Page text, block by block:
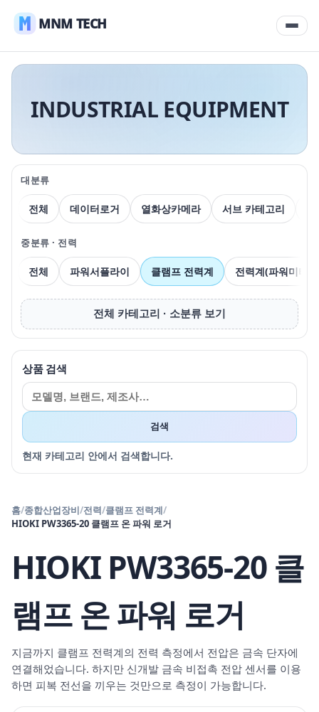
MNM TECH
INDUSTRIAL EQUIPMENT
대분류
전체 데이터로거 열화상카메라 서브 카테고리
중분류 · 전력
전체 파워서플라이 클램프 전력계 전력계(파워미터)
전체 카테고리 · 소분류 보기
상품 검색
검색
현재 카테고리 안에서 검색합니다.
홈/종합산업장비/전력/클램프 전력계/
HIOKI PW3365-20 클램프 온 파워 로거
HIOKI PW3365-20 클
램프 온 파워 로거
지금까지 클램프 전력계의 전력 측정에서 전압은 금속 단자에
연결해었습니다. 하지만 신개발 금속 비접촉 전압 센서를 이용
하면 피복 전선을 끼우는 것만으로 측정이 가능합니다.